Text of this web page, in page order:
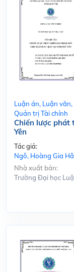
Luận án, Luận
Quản trị Tài chính
Chiến lược phát
Yên
Tác giả:
Ngô, Hoàng Gia
Nhà xuất bản:
Trường Đại học